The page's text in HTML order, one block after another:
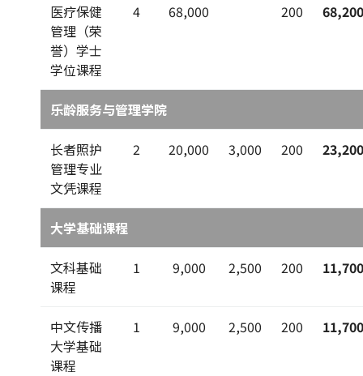
医疗保健
管理（荣
誉）学士
学位课程
4 68,000 200 68,200
乐龄服务与管理学院
长者照护
管理专业
文凭课程
2 20,000 3,000 200 23,200
大学基础课程
文科基础
课程
1 9,000 2,500 200 11,700
中文传播
大学基础
课程
1 9,000 2,500 200 11,700